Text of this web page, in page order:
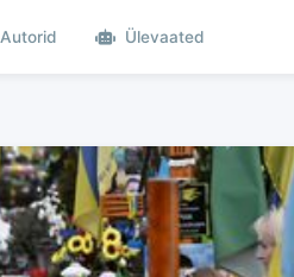
Autorid Ülevaated